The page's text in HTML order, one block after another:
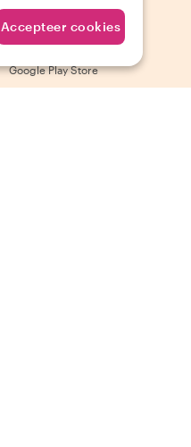
Download onze app
Google Play Store
Accepteer cookies